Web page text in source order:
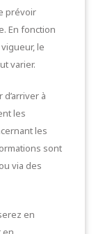
prévoir
En fonction
le
varier.
à
les
les
sont
via des
en